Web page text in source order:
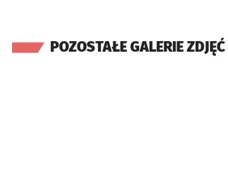
POZOSTAŁE GALERIE ZDJĘĆ